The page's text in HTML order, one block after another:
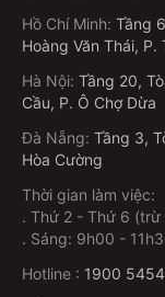
Hồ Chí Minh: Tầng
Hoàng Văn Thái, P.
Hà Nội: Tầng 20,
Cầu, P. Ô Chợ Dừa
Đà Nẵng: Tầng 3,
Hòa Cường
Thời gian làm việc:
. Thứ 2 - Thứ 6 (trừ
. Sáng: 9h00 -
Hotline : 1900